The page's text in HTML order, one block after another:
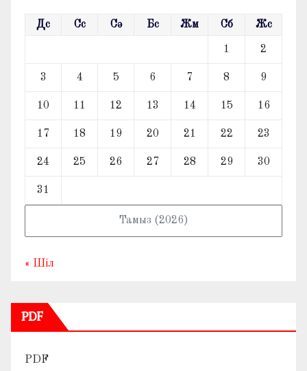
Тамыз (2026)
Дс Сс Сә Бс Жм Сб Жс
1 2
3 4 5 6 7 8 9
10 11 12 13 14 15 16
17 18 19 20 21 22 23
24 25 26 27 28 29 30
31
« Шіл
PDF
PDF